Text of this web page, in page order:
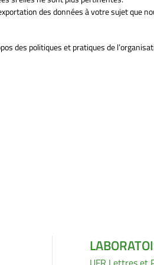
des données à votre sujet que
des politiques et pratiques de